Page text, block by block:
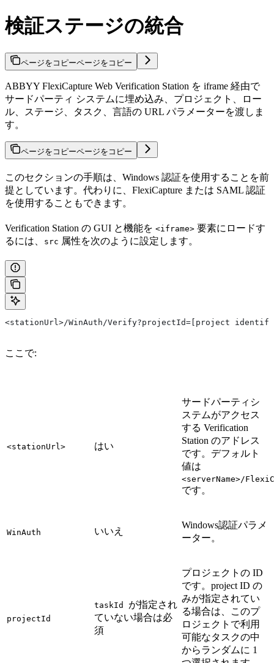
検証ステージの統合
ページをコピーページをコピー
ABBYY FlexiCapture Web Verification Station を iframe 経由で
サードパーティ システムに埋め込み、プロジェクト、ロー
ル、ステージ、タスク、言語の URL パラメーターを渡しま
す。
ページをコピーページをコピー
このセクションの手順は、Windows 認証を使用することを前
提としています。代わりに、FlexiCapture または SAML 認証
を使用することもできます。
Verification Station の GUI と機能を <iframe> 要素にロードす
るには、
src 属性を次のように設定します。
<stationUrl>/WinAuth/Verify?projectId=[project
ここで:
<stationUrl> はい
サードパーティシ
ステムがアクセス
する Verification
Station のアドレス
です。デフォルト
値は
<serverName>/
です。
WinAuth いいえ
Windows認証パラメ
ーター。
projectId
taskId が指定され
ていない場合は必
須
プロジェクトの ID
です。project ID の
みが指定されてい
る場合は、このプ
ロジェクトで利用
可能なタスクの中
からランダムに 1